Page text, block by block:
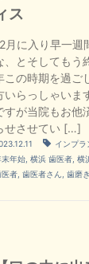
ス
月に入り早一週
、とそしてもう
この時期を過ご
いらっしゃいま
すが当院もお他
せさせてい […]
インプラ
末年始 ,横浜 歯医者 ,横
医者 ,歯医者さん ,歯磨き